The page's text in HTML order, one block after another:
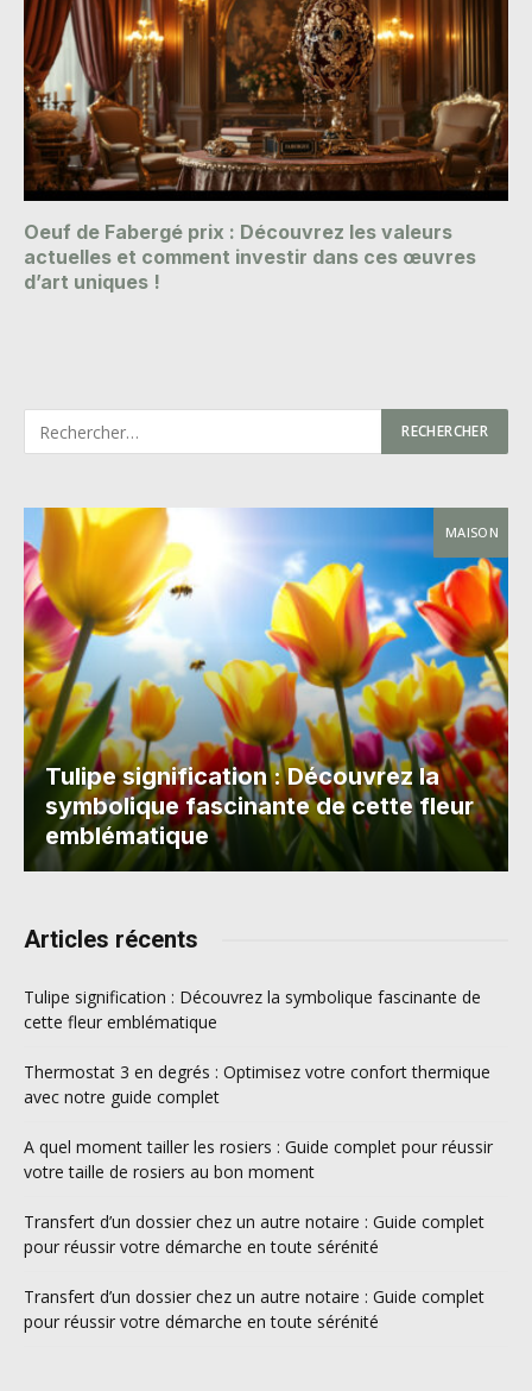
Oeuf de Fabergé prix : Découvrez les valeurs
actuelles et comment investir dans ces œuvres
d’art uniques !
MAISON
Tulipe signification : Découvrez la
symbolique fascinante de cette fleur
emblématique
Articles récents
Tulipe signification : Découvrez la symbolique fascinante de
cette fleur emblématique
Thermostat 3 en degrés : Optimisez votre confort thermique
avec notre guide complet
A quel moment tailler les rosiers : Guide complet pour réussir
votre taille de rosiers au bon moment
Transfert d’un dossier chez un autre notaire : Guide complet
pour réussir votre démarche en toute sérénité
Transfert d’un dossier chez un autre notaire : Guide complet
pour réussir votre démarche en toute sérénité